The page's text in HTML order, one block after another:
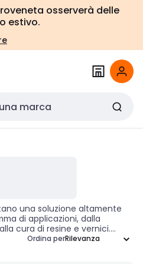
osserverà delle
estivo.
una soluzione altamente
di applicazioni, dalla
cura di resine e vernici.
ultravioletta, contribuendo
Ordina per